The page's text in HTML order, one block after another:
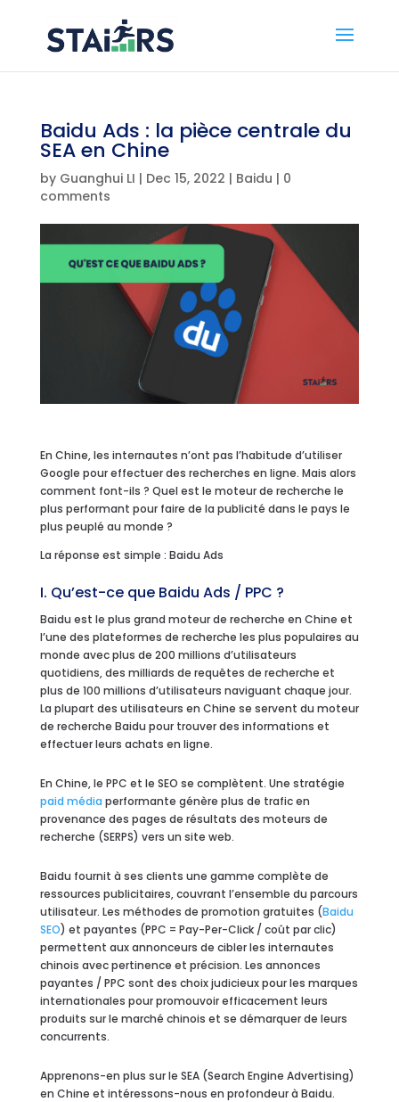
Baidu Ads : la pièce centrale du
SEA en Chine
by Guanghui LI | Dec 15, 2022 | Baidu | 0
comments
En Chine, les internautes n’ont pas l’habitude d’utiliser
Google pour effectuer des recherches en ligne. Mais alors
comment font-ils ? Quel est le moteur de recherche le
plus performant pour faire de la publicité dans le pays le
plus peuplé au monde ?
La réponse est simple : Baidu Ads
I. Qu’est-ce que Baidu Ads / PPC ?
Baidu est le plus grand moteur de recherche en Chine et
l’une des plateformes de recherche les plus populaires au
monde avec plus de 200 millions d’utilisateurs
quotidiens, des milliards de requêtes de recherche et
plus de 100 millions d’utilisateurs naviguant chaque jour.
La plupart des utilisateurs en Chine se servent du moteur
de recherche Baidu pour trouver des informations et
effectuer leurs achats en ligne.
En Chine, le PPC et le SEO se complètent. Une stratégie
paid média performante génère plus de trafic en
provenance des pages de résultats des moteurs de
recherche (SERPS) vers un site web.
Baidu fournit à ses clients une gamme complète de
ressources publicitaires, couvrant l’ensemble du parcours
utilisateur. Les méthodes de promotion gratuites (Baidu
SEO) et payantes (PPC = Pay-Per-Click / coût par clic)
permettent aux annonceurs de cibler les internautes
chinois avec pertinence et précision. Les annonces
payantes / PPC sont des choix judicieux pour les marques
internationales pour promouvoir efficacement leurs
produits sur le marché chinois et se démarquer de leurs
concurrents.
Apprenons-en plus sur le SEA (Search Engine Advertising)
en Chine et intéressons-nous en profondeur à Baidu.